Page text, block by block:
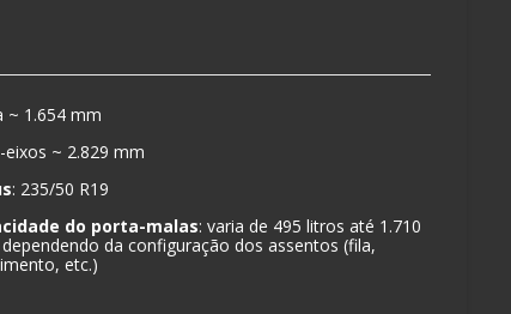
~ 1.654 mm
eixos ~ 2.829 mm
: 235/50 R19
do porta-malas: varia de 495 litros até 1.710
da configuração dos assentos (fila,
etc.)